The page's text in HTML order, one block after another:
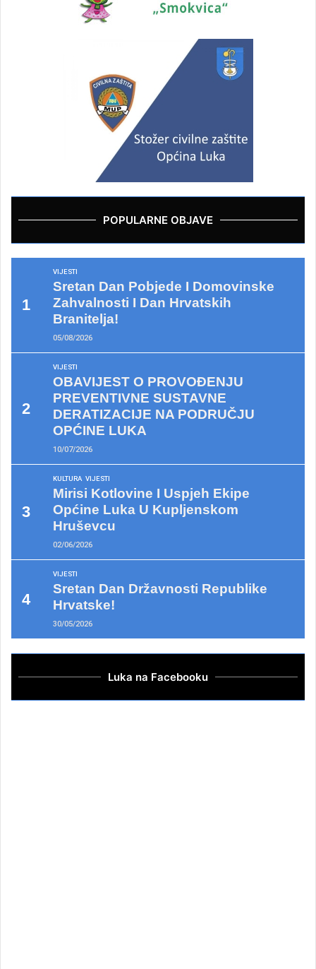
POPULARNE OBJAVE
VIJESTI
Sretan Dan Pobjede I Domovinske
Zahvalnosti I Dan Hrvatskih
Branitelja!
05/08/2026
VIJESTI
OBAVIJEST O PROVOĐENJU
PREVENTIVNE SUSTAVNE
DERATIZACIJE NA PODRUČJU
OPĆINE LUKA
10/07/2026
KULTURA VIJESTI
Mirisi Kotlovine I Uspjeh Ekipe
Općine Luka U Kupljenskom
Hruševcu
02/06/2026
VIJESTI
Sretan Dan Državnosti Republike
Hrvatske!
30/05/2026
Luka na Facebooku